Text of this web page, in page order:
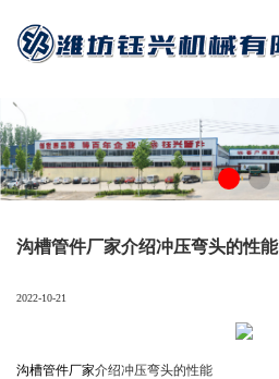
沟槽管件厂家介绍冲压弯头的性能
2022-10-21
沟槽管件厂家介绍冲压弯头的性能